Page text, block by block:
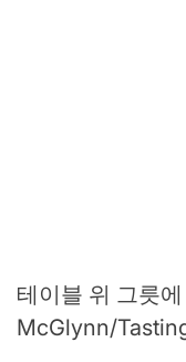
테이블 위 그릇
McGlynn/